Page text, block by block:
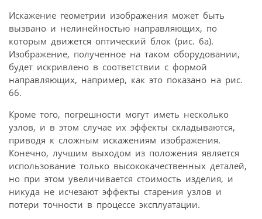
Искажение геометрии изображения может быть
вызвано и нелинейностью направляющих, по
которым движется оптический блок (рис. 6а).
Изображение, полученное на таком оборудовании,
будет искривлено в соответствии с формой
направляющих, например, как это показано на рис.
66.
Кроме того, погрешности могут иметь несколько
узлов, и в этом случае их эффекты складываются,
приводя к сложным искажениям изображения.
Конечно, лучшим выходом из положения является
использование только высококачественных деталей,
но при этом увеличивается стоимость изделия, и
никуда не исчезают эффекты старения узлов и
потери точности в процессе эксплуатации.